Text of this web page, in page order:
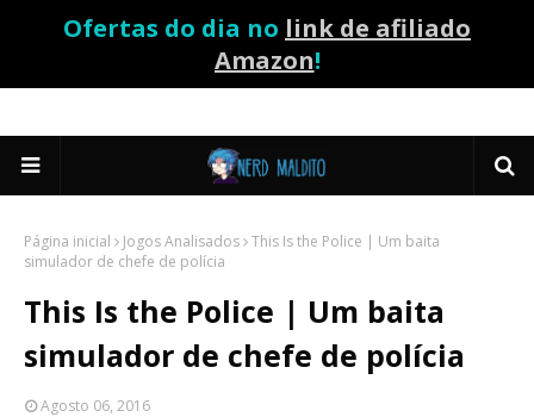
Ofertas do dia no link de afiliado
Amazon!
Página inicial Jogos Analisados This Is the Police | Um baita
simulador de chefe de polícia
This Is the Police | Um baita
simulador de chefe de polícia
Agosto 06, 2016